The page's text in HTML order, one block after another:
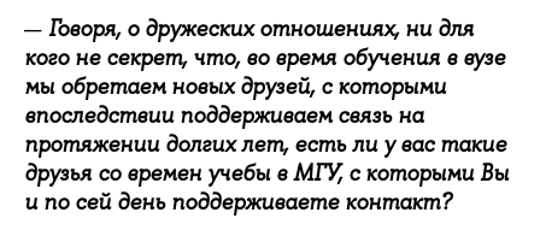
Говоря, о дружеских отношениях, ни для
кого не секрет, что, во время обучения в вузе
мы обретаем новых друзей, с которыми
впоследствии поддерживаем связь на
протяжении долгих лет, есть ли у вас такие
друзья со времен учебы в МГУ, с которыми Вы
и по сей день поддерживаете контакт?